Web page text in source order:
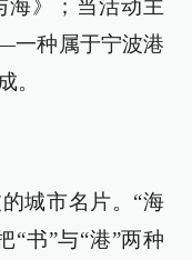
海》；当活动主
一种属于宁波港
。
城市名片。“海
“书”与“港”两种